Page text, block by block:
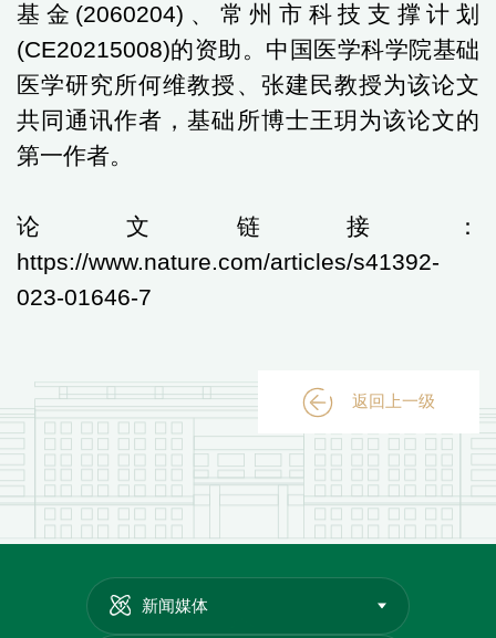
基金 (2060204) 、常州市科技支撑计划
(CE20215008)的资助。中国医学科学院基础
医学研究所何维教授、张建民教授为该论文
共同通讯作者，基础所博士王玥为该论文的
第一作者。
论文链接：
https://www.nature.com/articles/s41392-
023-01646-7
返回上一级
新闻媒体